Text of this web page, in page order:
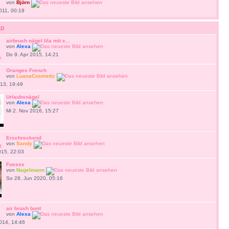
von Björn
00:19
airbrush nägel lila mit c...
von Alexa
Do 9. Apr 2015, 14:21
Oranges French
von LuanaCosmetic
19:49
Urlaubsnägel
von Alexa
Mi 2. Nov 2016, 15:27
Erschreckend
von Sandy
22:03
Fuesse
von Nagelmann
So 28. Jun 2020, 05:16
air brush bunt
von Alexa
14:46